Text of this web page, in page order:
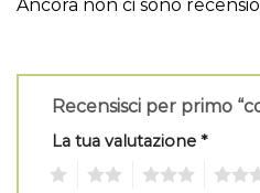
Ancora non ci sono
Recensisci per primo
La tua valutazione *